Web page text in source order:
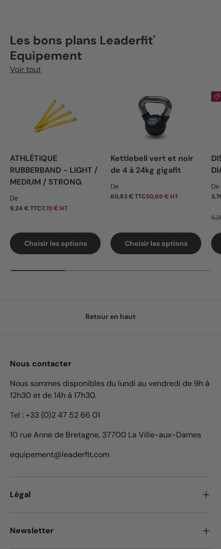
Les bons plans Leaderfit'
Equipement
Voir tout
ATHLÉTIQUE
RUBBERBAND - LIGHT /
MEDIUM / STRONG
Prix habituel
De
9,24 € TTC7,70 € HT
Choisir les options
Kettlebell vert et noir
de 4 à 24kg gigafit
Prix habituel
De
60,83 € TTC50,69 € HT
Choisir les options
De
Retour en haut
Nous contacter
Nous sommes disponibles du lundi au vendredi de 9h à
12h30 et de 14h à 17h30.
Tel : +33 (0)2 47 52 66 01
10 rue Anne de Bretagne, 37700 La Ville-aux-Dames
equipement@leaderfit.com
Légal
Newsletter